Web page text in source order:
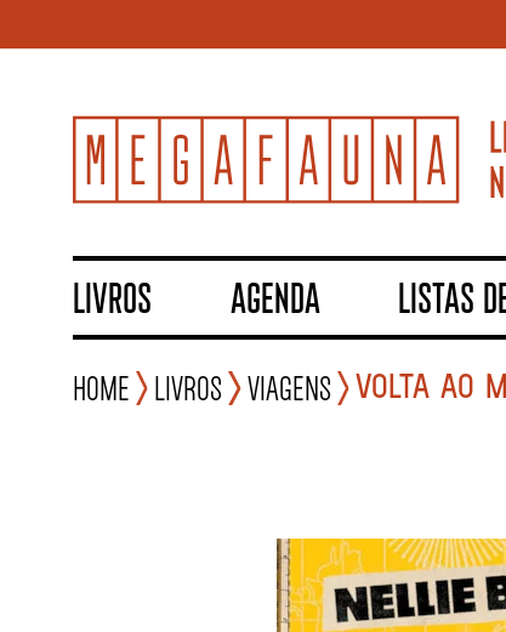
LIVROS AGENDA LISTAS
Home Livros Viagens VOLTA AO